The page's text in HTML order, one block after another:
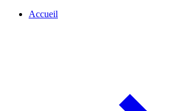
Accueil